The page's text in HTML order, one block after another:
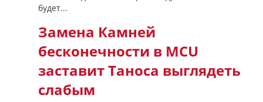
будет...
Замена Камней
бесконечности в MCU
заставит Таноса выглядеть
слабым